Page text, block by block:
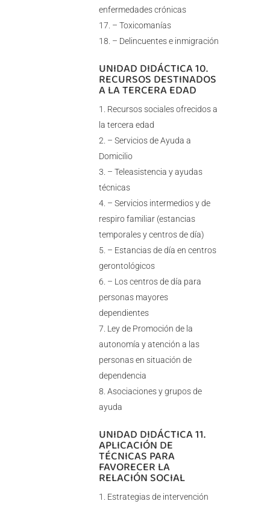
enfermedades crónicas
– Toxicomanías
– Delincuentes e inmigración
UNIDAD DIDÁCTICA 10.
RECURSOS DESTINADOS
A LA TERCERA EDAD
Recursos sociales ofrecidos a
la tercera edad
– Servicios de Ayuda a
Domicilio
– Teleasistencia y ayudas
técnicas
– Servicios intermedios y de
respiro familiar (estancias
temporales y centros de día)
– Estancias de día en centros
gerontológicos
– Los centros de día para
personas mayores
dependientes
Ley de Promoción de la
autonomía y atención a las
personas en situación de
dependencia
Asociaciones y grupos de
ayuda
UNIDAD DIDÁCTICA 11.
APLICACIÓN DE
TÉCNICAS PARA
FAVORECER LA
RELACIÓN SOCIAL
Estrategias de intervención